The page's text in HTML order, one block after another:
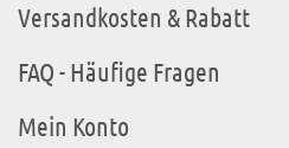
Versandkosten & Rabatt
FAQ - Häufige Fragen
Mein Konto